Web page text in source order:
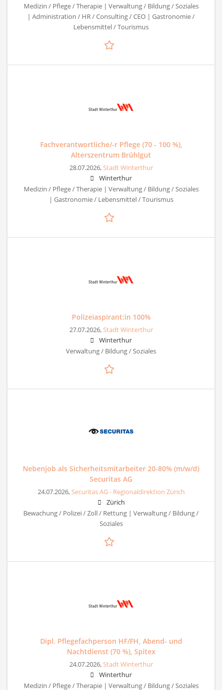
Medizin / Pflege / Therapie | Verwaltung / Bildung / Soziales
| Administration / HR / Consulting / CEO | Gastronomie /
Lebensmittel / Tourismus
Fachverantwortliche/-r Pflege (70 - 100 %),
Alterszentrum Brühlgut
28.07.2026,Stadt Winterthur
Winterthur
Medizin / Pflege / Therapie | Verwaltung / Bildung / Soziales
| Gastronomie / Lebensmittel / Tourismus
Polizeiaspirant:in 100%
27.07.2026,Stadt Winterthur
Winterthur
Verwaltung / Bildung / Soziales
Nebenjob als Sicherheitsmitarbeiter 20-80% (m/w/d)
Securitas AG
24.07.2026,Securitas AG - Regionaldirektion Zürich
Zürich
Bewachung / Polizei / Zoll / Rettung | Verwaltung / Bildung /
Soziales
Dipl. Pflegefachperson HF/FH, Abend- und
Nachtdienst (70 %), Spitex
24.07.2026,Stadt Winterthur
Winterthur
Medizin / Pflege / Therapie | Verwaltung / Bildung / Soziales